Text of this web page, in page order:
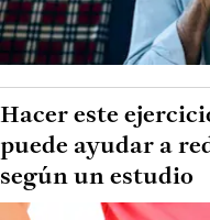
Hacer este
puede ayudar a
según un estudio